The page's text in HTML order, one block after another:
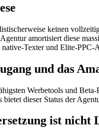
keinen
amortisiert diese
Texter und Elite-PPC-
und das
Werbetools und
dieser Status der
ist nicht